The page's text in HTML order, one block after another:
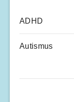
ADHD
Autismus